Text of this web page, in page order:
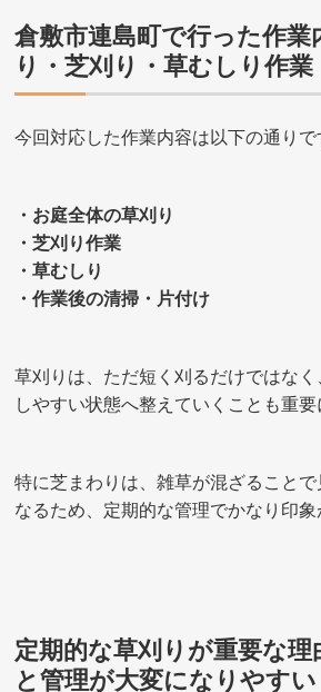
倉敷市連島町で行った作業
り・芝刈り・草むしり作業
今回対応した作業内容は以下の通りで
・お庭全体の草刈り
・芝刈り作業
・草むしり
・作業後の清掃・片付け
草刈りは、ただ短く刈るだけではな
しやすい状態へ整えていくことも重要
特に芝まわりは、雑草が混ざることで
なるため、定期的な管理でかなり印象
定期的な草刈りが重要な理
と管理が大変になりやすい